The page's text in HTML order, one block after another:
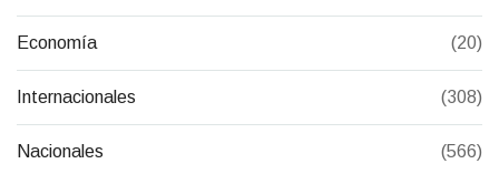
Economía (20)
Internacionales (308)
Nacionales (566)